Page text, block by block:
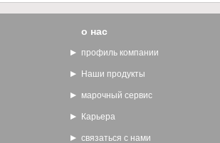
о нас
профиль компании
Наши продукты
марочный сервис
Карьера
связаться с нами